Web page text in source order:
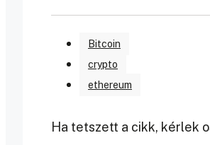
Bitcoin
crypto
ethereum
Ha tetszett a cikk, kérlek